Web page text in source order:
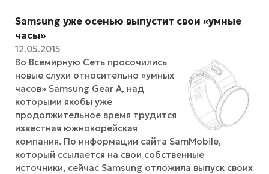
Samsung уже осенью выпустит свои «умные
часы»
12.05.2015
Во Всемирную Сеть просочились
новые слухи относительно «умных
часов» Samsung Gear A, над
которыми якобы уже
продолжительное время трудится
известная южнокорейская
компания. По информации сайта SamMobile,
который ссылается на свои собственные
источники, сейчас Samsung отложила выпуск своих